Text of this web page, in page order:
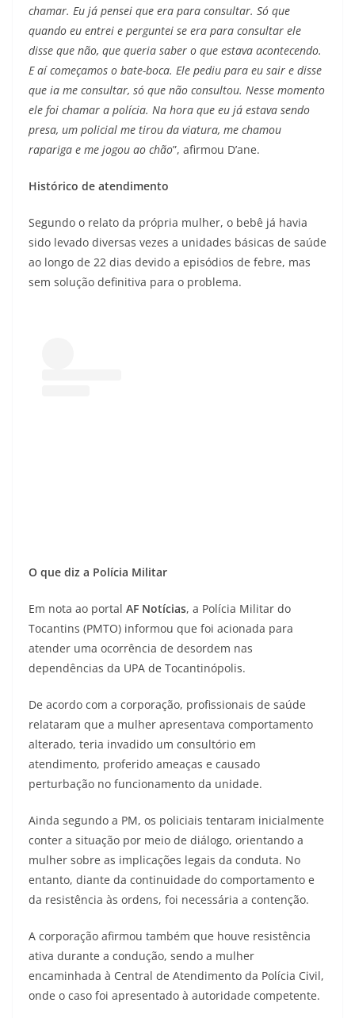
chamar. Eu já pensei que era para consultar. Só que
quando eu entrei e perguntei se era para consultar ele
disse que não, que queria saber o que estava acontecendo.
E aí começamos o bate-boca. Ele pediu para eu sair e disse
que ia me consultar, só que não consultou. Nesse momento
ele foi chamar a polícia. Na hora que eu já estava sendo
presa, um policial me tirou da viatura, me chamou
rapariga e me jogou ao chão”, afirmou D’ane.
Histórico de atendimento
Segundo o relato da própria mulher, o bebê já havia
sido levado diversas vezes a unidades básicas de saúde
ao longo de 22 dias devido a episódios de febre, mas
sem solução definitiva para o problema.
O que diz a Polícia Militar
Em nota ao portal AF Notícias, a Polícia Militar do
Tocantins (PMTO) informou que foi acionada para
atender uma ocorrência de desordem nas
dependências da UPA de Tocantinópolis.
De acordo com a corporação, profissionais de saúde
relataram que a mulher apresentava comportamento
alterado, teria invadido um consultório em
atendimento, proferido ameaças e causado
perturbação no funcionamento da unidade.
Ainda segundo a PM, os policiais tentaram inicialmente
conter a situação por meio de diálogo, orientando a
mulher sobre as implicações legais da conduta. No
entanto, diante da continuidade do comportamento e
da resistência às ordens, foi necessária a contenção.
A corporação afirmou também que houve resistência
ativa durante a condução, sendo a mulher
encaminhada à Central de Atendimento da Polícia Civil,
onde o caso foi apresentado à autoridade competente.